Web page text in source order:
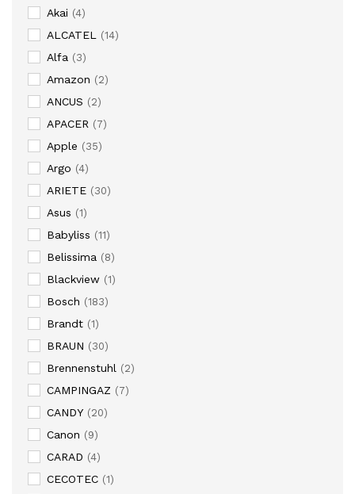
Akai (4)
ALCATEL (14)
Alfa (3)
Amazon (2)
ANCUS (2)
APACER (7)
Apple (35)
Argo (4)
ARIETE (30)
Asus (1)
Babyliss (11)
Belissima (8)
Blackview (1)
Bosch (183)
Brandt (1)
BRAUN (30)
Brennenstuhl (2)
CAMPINGAZ (7)
CANDY (20)
Canon (9)
CARAD (4)
CECOTEC (1)